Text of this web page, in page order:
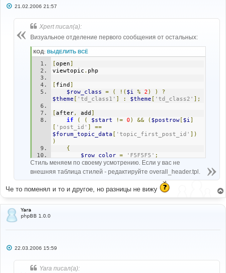
С21.02.2006 21:57
Xpert писал(а):
Визуальное отделение первого сообщения от остальных:
КОД: ВЫДЕЛИТЬ ВСЁ
[open]
viewtopic . php
[ find ]
$row_class
= ( !( $i % 2 ) )
?
$theme [ 'td_class1' ] : $theme [ 'td_class2' ];
[after, add ]
if
( ( $start != 0 ) && ( $postrow [ $i]
[ 'post_id' ]
==
$forum_topic_data [ 'topic_first_post_id' ])
)
{
$row_color = 'F5F5F5' ;
$row_class = 'rowfp';
}
subSilver.css
[find]
		border
-bottom: solid #D1D7DC 8px;
}
Стиль меняем по своему усмотрению. Если у вас не
внешняя таблица стилей - редактируйте overall_header.tpl.
Че то поменял и то и другое, но разницы не вижу
Yara
phpBB 1.0.0
С22.03.2006 15:59
Yara писал(а):